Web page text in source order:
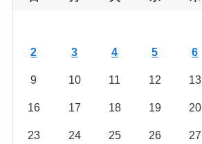
2 3 4 5 6
9 10 11 12 13
16 17 18 19 20
23 24 25 26 27